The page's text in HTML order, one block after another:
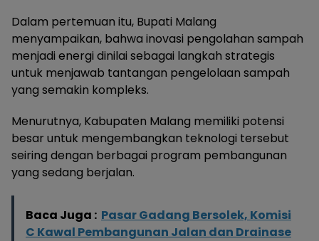
Dalam pertemuan itu, Bupati Malang
menyampaikan, bahwa inovasi pengolahan sampah
menjadi energi dinilai sebagai langkah strategis
untuk menjawab tantangan pengelolaan sampah
yang semakin kompleks.
Menurutnya, Kabupaten Malang memiliki potensi
besar untuk mengembangkan teknologi tersebut
seiring dengan berbagai program pembangunan
yang sedang berjalan.
Baca Juga : Pasar Gadang Bersolek, Komisi
C Kawal Pembangunan Jalan dan Drainase